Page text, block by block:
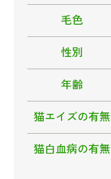
毛色
性別
年齢
猫エイズの有無
猫白血病の有無